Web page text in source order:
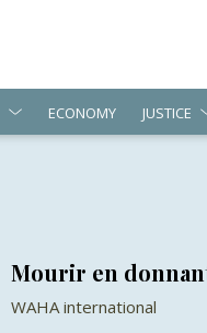
ECONOMY JUSTICE
Mourir en
WAHA international